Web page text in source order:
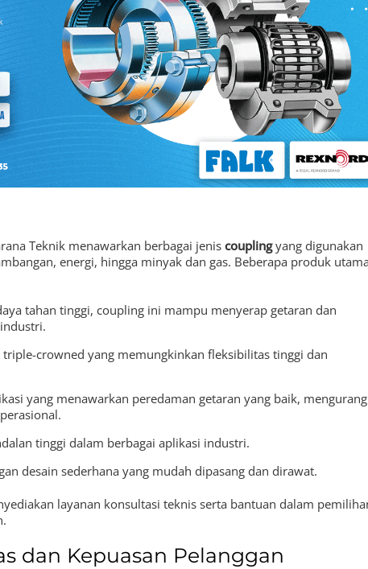
Teknik menawarkan berbagai jenis couplingyang digunakan
energi, hingga minyak dan gas. Beberapa produk
tahan tinggi, coupling ini mampu menyerap getaran dan
crowned yang memungkinkan fleksibilitas tinggi dan
yang menawarkan peredaman getaran yang baik,
tinggi dalam berbagai aplikasi industri.
desain sederhana yang mudah dipasang dan dirawat.
layanan konsultasi teknis serta bantuan dalam
dan Kepuasan Pelanggan